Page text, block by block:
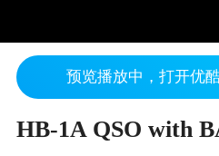
预览播放中，打开优
HB-1A QSO with